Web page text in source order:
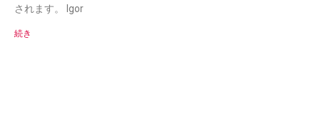
されます。 Igor
続き